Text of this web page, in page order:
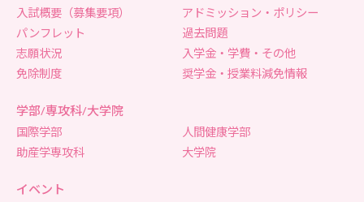
入試概要（募集要項）
アドミッション・ポリシー
パンフレット
過去問題
志願状況
入学金・学費・その他
免除制度
奨学金・授業料減免情報
学部/専攻科/大学院
国際学部
人間健康学部
助産学専攻科
大学院
イベント